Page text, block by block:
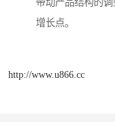
带动产品结构的
增长点。
http://www.u866.cc